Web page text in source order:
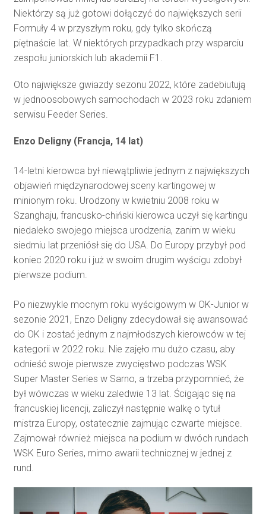
Niektórzy są już gotowi dołączyć do największych serii
Formuły 4 w przyszłym roku, gdy tylko skończą
piętnaście lat. W niektórych przypadkach przy wsparciu
zespołu juniorskich lub akademii F1.
Oto największe gwiazdy sezonu 2022, które zadebiutują
w jednoosobowych samochodach w 2023 roku zdaniem
serwisu Feeder Series.
Enzo Deligny (Francja, 14 lat)
14-letni kierowca był niewątpliwie jednym z największych
objawień międzynarodowej sceny kartingowej w
minionym roku. Urodzony w kwietniu 2008 roku w
Szanghaju, francusko-chiński kierowca uczył się kartingu
niedaleko swojego miejsca urodzenia, zanim w wieku
siedmiu lat przeniósł się do USA. Do Europy przybył pod
koniec 2020 roku i już w swoim drugim wyścigu zdobył
pierwsze podium.
Po niezwykle mocnym roku wyścigowym w OK-Junior w
sezonie 2021, Enzo Deligny zdecydował się awansować
do OK i zostać jednym z najmłodszych kierowców w tej
kategorii w 2022 roku. Nie zajęło mu dużo czasu, aby
odnieść swoje pierwsze zwycięstwo podczas WSK
Super Master Series w Sarno, a trzeba przypomnieć, że
był wówczas w wieku zaledwie 13 lat. Ścigając się na
francuskiej licencji, zaliczył następnie walkę o tytuł
mistrza Europy, ostatecznie zajmując czwarte miejsce.
Zajmował również miejsca na podium w dwóch rundach
WSK Euro Series, mimo awarii technicznej w jednej z
rund.